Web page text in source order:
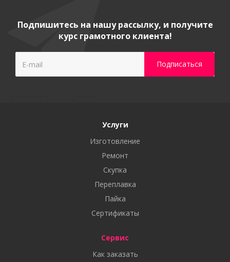
Подпишитесь на нашу рассылку, и получите
курс грамотного клиента!
Услуги
Изготовление
Ремонт
Скупка
Переплавка
Пайка
Сертификаты
Сервис
Как заказать